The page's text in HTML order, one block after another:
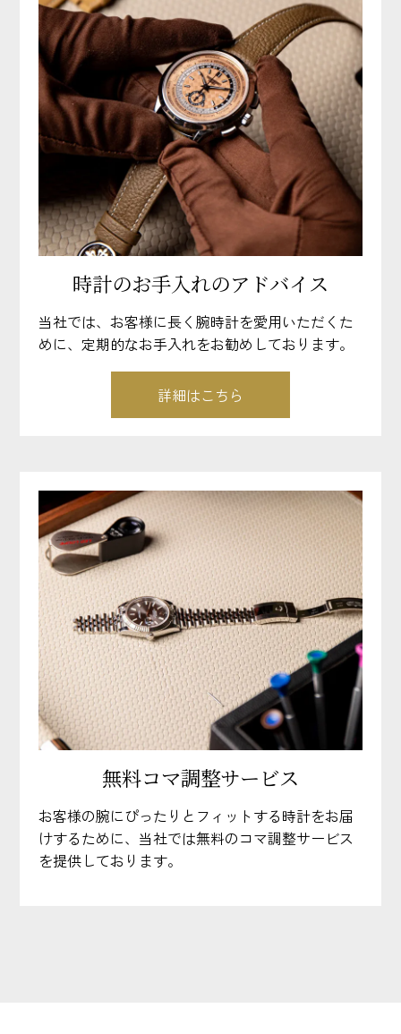
時計のお手入れのアドバイス
当社では、お客様に長く腕時計を愛用いただくた
めに、定期的なお手入れをお勧めしております。
詳細はこちら
無料コマ調整サービス
お客様の腕にぴったりとフィットする時計をお届
けするために、当社では無料のコマ調整サービス
を提供しております。